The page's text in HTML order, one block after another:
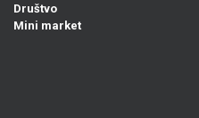
Društvo
Mini market